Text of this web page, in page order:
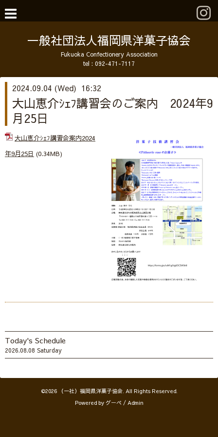
一般社団法人福岡県洋菓子協会
Fukuoka Confectionery Association
tel : 092-471-7117
2024.09.04 (Wed) 16:32
大山恵介ｼｪﾌ講習会のご案内 2024年9
月25日
大山恵介ｼｪﾌ講習会案内2024
年9月25日 (0.34MB)
Today's Schedule
2026.08.08 Saturday
©2026 （一社）福岡県洋菓子協会. All Rights Reserved.
Powered by グーペ / Admin